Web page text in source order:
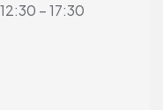
– 17:30